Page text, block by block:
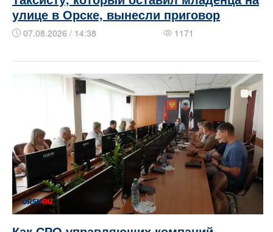
улице в Орске, вынесли приговор
07.08.2026 / 14:38 1171